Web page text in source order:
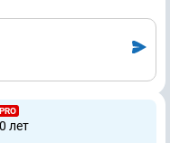
PRO
лет